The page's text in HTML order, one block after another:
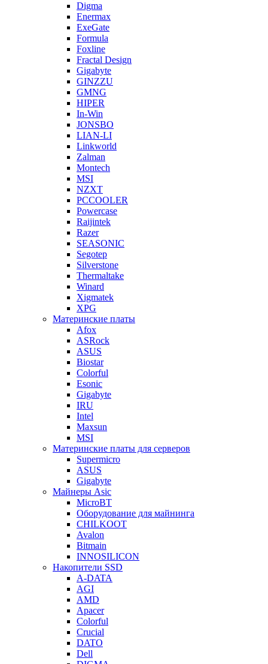
Digma
Enermax
ExeGate
Formula
Foxline
Fractal Design
Gigabyte
GINZZU
GMNG
HIPER
In-Win
JONSBO
LIAN-LI
Linkworld
Zalman
Montech
MSI
NZXT
PCCOOLER
Powercase
Raijintek
Razer
SEASONIC
Segotep
Silverstone
Thermaltake
Winard
Xigmatek
XPG
Материнские платы
Afox
ASRock
ASUS
Biostar
Colorful
Esonic
Gigabyte
IRU
Intel
Maxsun
MSI
Материнские платы для серверов
Supermicro
ASUS
Gigabyte
Майнеры Asic
MicroBT
Оборудование для майнинга
CHILKOOT
Avalon
Bitmain
INNOSILICON
Накопители SSD
A-DATA
AGI
AMD
Apacer
Colorful
Crucial
DATO
Dell